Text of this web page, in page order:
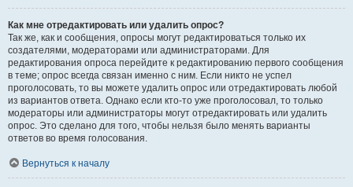
Как мне отредактировать или удалить опрос?
Так же, как и сообщения, опросы могут редактироваться только их
создателями, модераторами или администраторами. Для
редактирования опроса перейдите к редактированию первого сообщения
в теме; опрос всегда связан именно с ним. Если никто не успел
проголосовать, то вы можете удалить опрос или отредактировать любой
из вариантов ответа. Однако если кто-то уже проголосовал, то только
модераторы или администраторы могут отредактировать или удалить
опрос. Это сделано для того, чтобы нельзя было менять варианты
ответов во время голосования.
Вернуться к началу